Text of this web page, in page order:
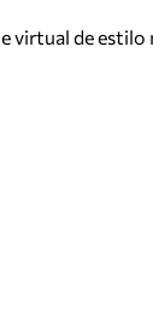
virtual de